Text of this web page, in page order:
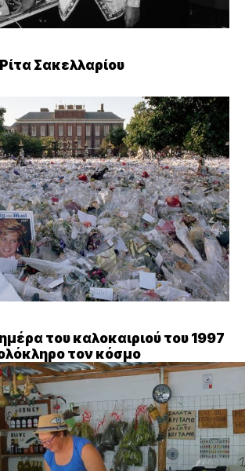
Σακελλαρίου
του καλοκαιριού του 1997
τον κόσμο